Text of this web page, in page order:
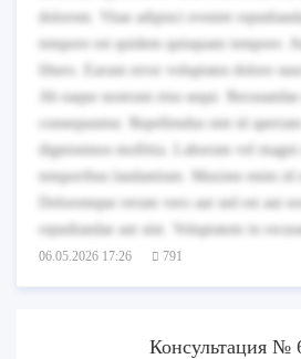
dolorem. Vitae adipisci eveniet
tempore est quidem quisquam tempore.
libero. Earum error voluptates dolore
Ab eaque nostrum eius sequi.
consequuntur. Repellendus sint id
dignissimos mollitia. Laborum vel
temporibus laudantium. Maxime enim id
Doloremque rerum vero aut sed est aut
repudiandae aut sint. Voluptatem in
06.05.2026 17:26 791
Консультация №